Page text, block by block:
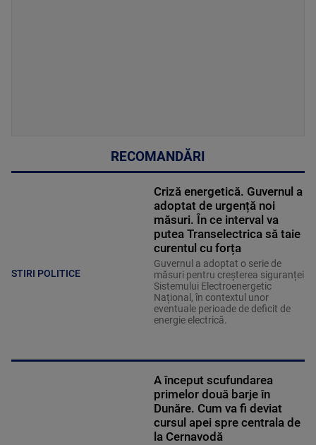
RECOMANDĂRI
STIRI POLITICE
Criză energetică. Guvernul a
adoptat de urgență noi
măsuri. În ce interval va
putea Transelectrica să taie
curentul cu forța
Guvernul a adoptat o serie de
măsuri pentru creșterea siguranței
Sistemului Electroenergetic
Național, în contextul unor
eventuale perioade de deficit de
energie electrică.
A început scufundarea
primelor două barje în
Dunăre. Cum va fi deviat
cursul apei spre centrala de
la Cernavodă